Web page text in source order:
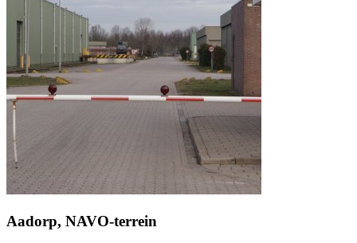
Aadorp, NAVO-terrein